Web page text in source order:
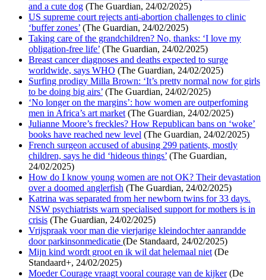
and a cute dog (The Guardian, 24/02/2025)
US supreme court rejects anti-abortion challenges to clinic
‘buffer zones’ (The Guardian, 24/02/2025)
Taking care of the grandchildren? No, thanks: ‘I love my
obligation-free life’ (The Guardian, 24/02/2025)
Breast cancer diagnoses and deaths expected to surge
worldwide, says WHO (The Guardian, 24/02/2025)
Surfing prodigy Milla Brown: ‘It’s pretty normal now for girls
to be doing big airs’ (The Guardian, 24/02/2025)
‘No longer on the margins’: how women are outperfoming
men in Africa’s art market (The Guardian, 24/02/2025)
Julianne Moore’s freckles? How Republican bans on ‘woke’
books have reached new level (The Guardian, 24/02/2025)
French surgeon accused of abusing 299 patients, mostly
children, says he did ‘hideous things’ (The Guardian,
24/02/2025)
How do I know young women are not OK? Their devastation
over a doomed anglerfish (The Guardian, 24/02/2025)
Katrina was separated from her newborn twins for 33 days.
NSW psychiatrists warn specialised support for mothers is in
crisis (The Guardian, 24/02/2025)
Vrijspraak voor man die vierjarige kleindochter aanrandde
door parkinsonmedicatie (De Standaard, 24/02/2025)
Mijn kind wordt groot en ik wil dat helemaal niet (De
Standaard+, 24/02/2025)
Moeder Courage vraagt vooral courage van de kijker(De